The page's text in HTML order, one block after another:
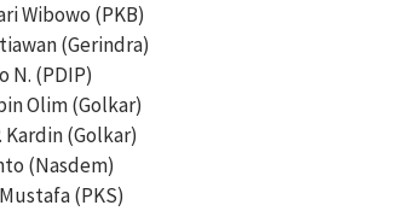
Wibowo (PKB)
(Gerindra)
N. (PDIP)
Olim (Golkar)
Kardin (Golkar)
(Nasdem)
(PKS)